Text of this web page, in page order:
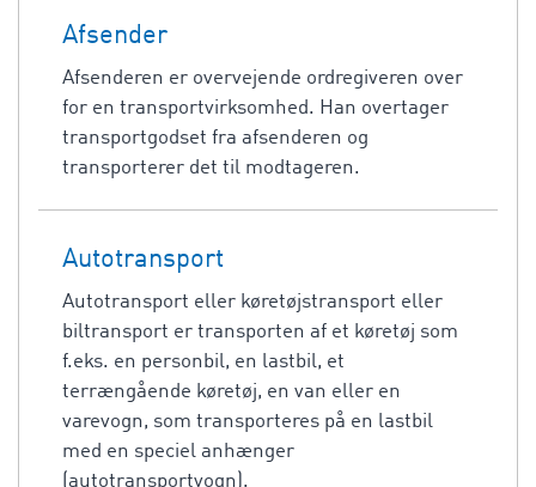
Afsender
Afsenderen er overvejende ordregiveren over
for en transportvirksomhed. Han overtager
transportgodset fra afsenderen og
transporterer det til modtageren.
Autotransport
Autotransport eller køretøjstransport eller
biltransport er transporten af et køretøj som
f.eks. en personbil, en lastbil, et
terrængående køretøj, en van eller en
varevogn, som transporteres på en lastbil
med en speciel anhænger
(autotransportvogn).